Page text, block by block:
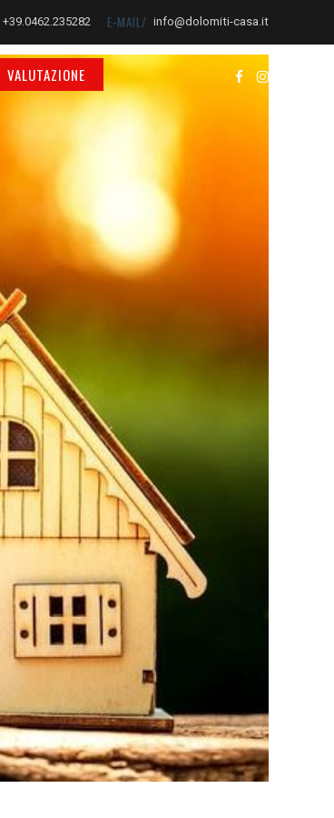
+39.0462.235282 E-MAIL/ info@dolomiti-casa.it
VALUTAZIONE